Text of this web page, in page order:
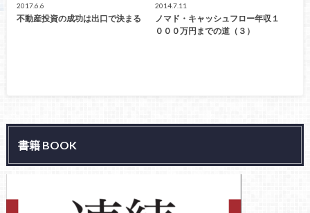
2017.6.6
不動産投資の成功は出口で決まる
2014.7.11
ノマド・キャッシュフロー年収１
０００万円までの道（３）
書籍 BOOK